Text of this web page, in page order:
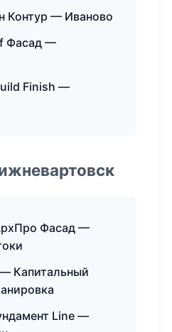
Контур — Иваново
Фасад —
Finish —
Фасад —
Капитальный
Line —